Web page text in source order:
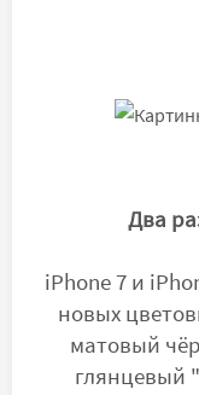
Два
iPhone 7 и
новых
матовый
глянцевый